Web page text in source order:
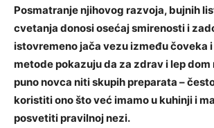
Posmatranje njihovog razvoja, bujnih
cvetanja donosi osećaj smirenosti i
istovremeno jača vezu između čoveka
metode pokazuju da za zdrav i lep
puno novca niti skupih preparata –
koristiti ono što već imamo u kuhinji i
posvetiti pravilnoj nezi.